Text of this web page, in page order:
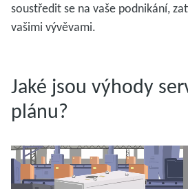
soustředit se na vaše podnikání,
vašimi vývěvami.
Jaké jsou výhody
plánu?